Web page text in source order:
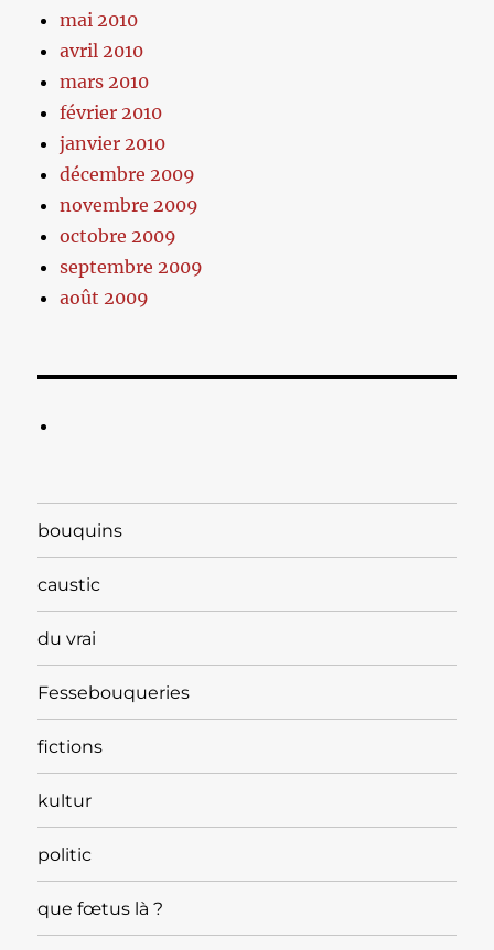
mai 2010
avril 2010
mars 2010
février 2010
janvier 2010
décembre 2009
novembre 2009
octobre 2009
septembre 2009
août 2009
bouquins
caustic
du vrai
Fessebouqueries
fictions
kultur
politic
que fœtus là ?